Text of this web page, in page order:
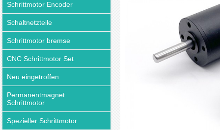
Schrittmotor Encoder
Schaltnetzteile
Schrittmotor bremse
CNC Schrittmotor Set
Neu eingetroffen
Permanentmagnet
Schrittmotor
Spezieller Schrittmotor